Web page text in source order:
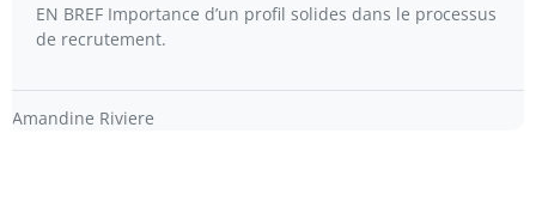
EN BREF Importance d’un profil solides dans le processus
de recrutement.
Amandine Riviere